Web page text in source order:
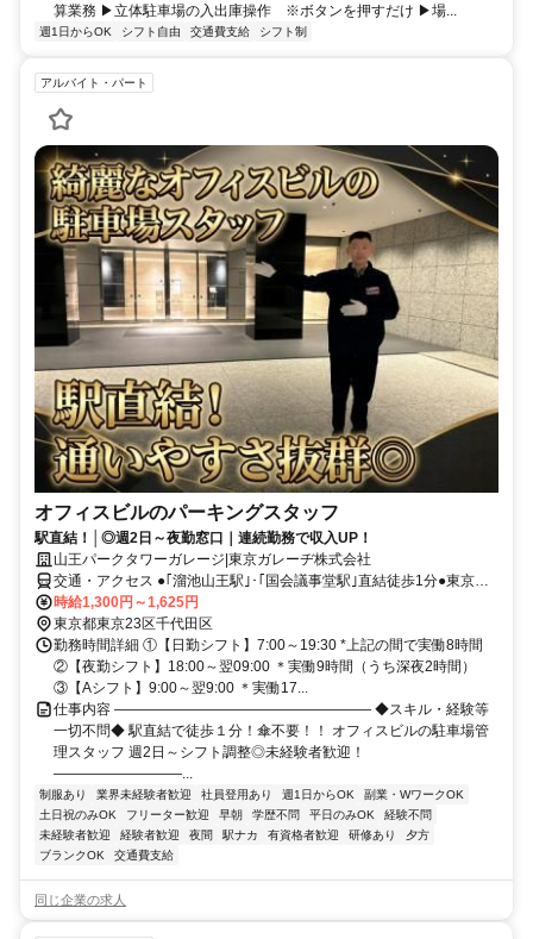
算業務 ▶立体駐車場の入出庫操作 ※ボタンを押すだけ ▶場...
週1日からOK シフト自由 交通費支給 シフト制
アルバイト・パート
オフィスビルのパーキングスタッフ
駅直結！│◎週2日～夜勤窓口｜連続勤務で収入UP！
山王パークタワーガレージ|東京ガレーヂ株式会社
交通・アクセス ●｢溜池山王駅｣･｢国会議事堂駅｣直結徒歩1分●東京メ
トロ丸ノ内線・銀座線「赤坂見附」徒歩5分●東京メトロ南北線・半蔵
門線・有楽町線「永田町」徒歩11分
時給1,300円～1,625円
東京都東京23区千代田区
勤務時間詳細 ①【日勤シフト】7:00～19:30 *上記の間で実働8時間
②【夜勤シフト】18:00～翌09:00 ＊実働9時間（うち深夜2時間）
③【Aシフト】9:00～翌9:00 ＊実働17...
仕事内容 ―――――――――――――――――― ◆スキル・経験等
一切不問◆ 駅直結で徒歩１分！傘不要！！ オフィスビルの駐車場管
理スタッフ 週2日～シフト調整◎未経験者歓迎！
―――――――――...
制服あり 業界未経験者歓迎 社員登用あり 週1日からOK
副業・WワークOK
土日祝のみOK
フリーター歓迎 早朝 学歴不問 平日のみOK
経験不問
未経験者歓迎
経験者歓迎 夜間 駅ナカ 有資格者歓迎 研修あり
夕方
ブランクOK
交通費支給
同じ企業の求人